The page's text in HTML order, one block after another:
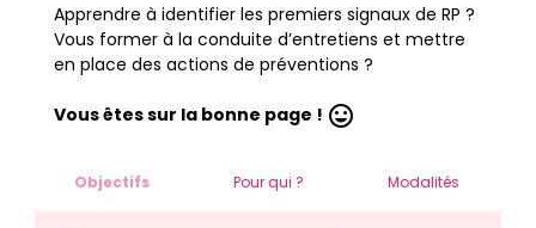
Apprendre à identifier les premiers signaux de RP ?
Vous former à la conduite d’entretiens et mettre
en place des actions de préventions ?
Vous êtes sur la bonne page ! mood
Objectifs Pour qui ? Modalités